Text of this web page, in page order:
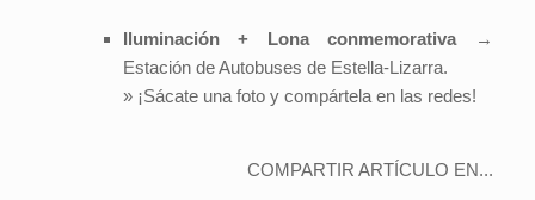
Iluminación + Lona conmemorativa →
Estación de Autobuses de Estella-Lizarra.
» ¡Sácate una foto y compártela en las redes!
COMPARTIR ARTÍCULO EN...